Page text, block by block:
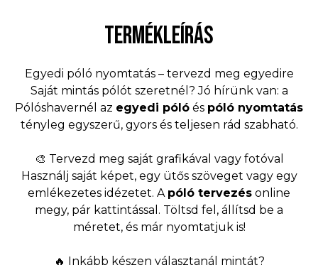
TERMÉKLEÍRÁS
Egyedi póló nyomtatás – tervezd meg egyedire
Saját mintás pólót szeretnél? Jó hírünk van: a
Pólóshavernél az egyedi póló és póló nyomtatás
tényleg egyszerű, gyors és teljesen rád szabható.
🎨 Tervezd meg saját grafikával vagy fotóval
Használj saját képet, egy ütős szöveget vagy egy
emlékezetes idézetet. A póló tervezés online
megy, pár kattintással. Töltsd fel, állítsd be a
méretet, és már nyomtatjuk is!
🔥 Inkább készen választanál mintát?